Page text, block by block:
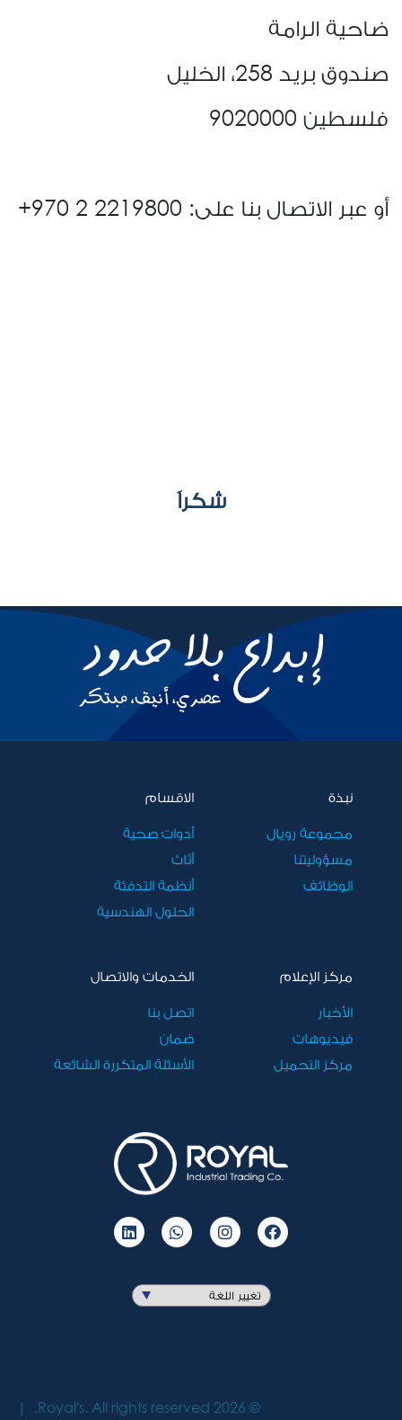
ضاحية الرامة
صندوق بريد 258، الخليل
فلسطين 9020000
أو عبر الاتصال بنا على: 2219800 2 970+
شكراََ
نبذة
مجموعة رويال
مسؤوليتنا
الوظائف
الاقسام
أدوات صحية
أثاث
أنظمة التدفئة
الحلول الهندسية
مركز الإعلام
الأخبار
فيديوهات
مركز التحميل
الخدمات والاتصال
اتصل بنا
ضمان
الأسئلة المتكررة الشائعة
©
2026